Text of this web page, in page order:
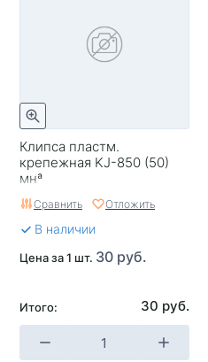
Клипса пластм.
крепежная KJ-850 (50)
мнª
Сравнить Отложить
В наличии
Цена за 1 шт. 30 руб.
Итого: 30 руб.